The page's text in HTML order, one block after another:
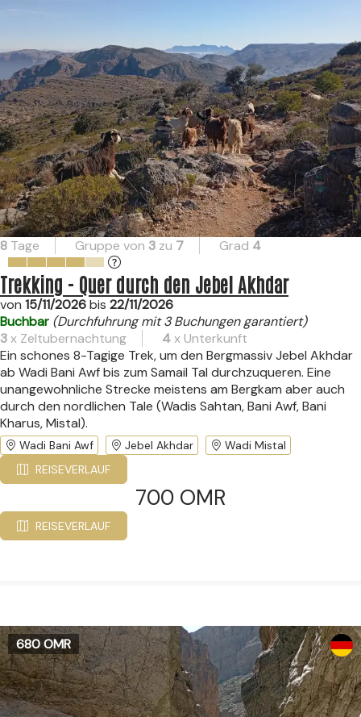
8 Tage Gruppe von 3 zu 7 Grad 4
Trekking - Quer durch den Jebel Akhdar
von 15/11/2026bis 22/11/2026
Buchbar (Durchfuhrung mit 3 Buchungen garantiert)
3x Zeltubernachtung 4x Unterkunft
Ein schones 8-Tagige Trek, um den Bergmassiv Jebel Akhdar
ab Wadi Bani Awf bis zum Samail Tal durchzuqueren. Eine
unangewohnliche Strecke meistens am Bergkam aber auch
durch den nordlichen Tale (Wadis Sahtan, Bani Awf, Bani
Kharus, Mistal).
Wadi Bani Awf Jebel Akhdar
Wadi Mistal
REISEVERLAUF
700 OMR
REISEVERLAUF
680 OMR